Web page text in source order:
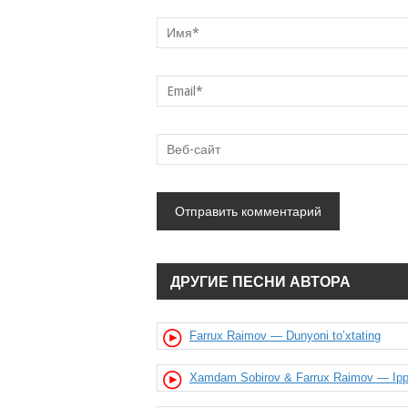
ДРУГИЕ ПЕСНИ АВТОРА
Farrux Raimov — Dunyoni to’xtating
Xamdam Sobirov & Farrux Raimov —